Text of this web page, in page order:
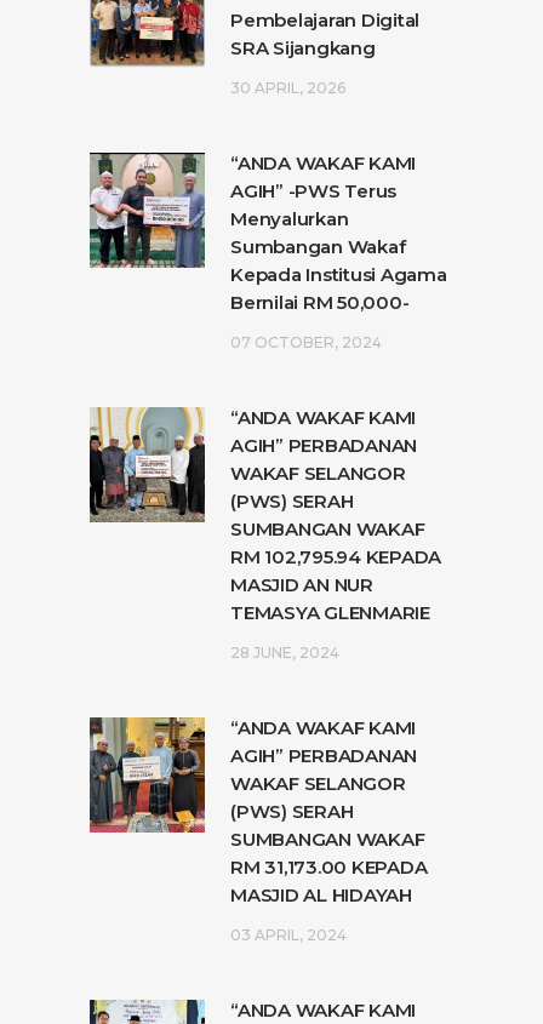
Pembelajaran Digital
SRA Sijangkang
30 APRIL, 2026
“ANDA WAKAF KAMI
AGIH” -PWS Terus
Menyalurkan
Sumbangan Wakaf
Kepada Institusi Agama
Bernilai RM 50,000-
07 OCTOBER, 2024
“ANDA WAKAF KAMI
AGIH” PERBADANAN
WAKAF SELANGOR
(PWS) SERAH
SUMBANGAN WAKAF
RM 102,795.94 KEPADA
MASJID AN NUR
TEMASYA GLENMARIE
28 JUNE, 2024
“ANDA WAKAF KAMI
AGIH” PERBADANAN
WAKAF SELANGOR
(PWS) SERAH
SUMBANGAN WAKAF
RM 31,173.00 KEPADA
MASJID AL HIDAYAH
03 APRIL, 2024
“ANDA WAKAF KAMI